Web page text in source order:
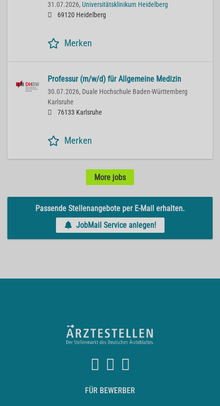
31.07.2026, Universitätsklinikum Heidelberg
69120 Heidelberg
Merken
Professur (m/w/d) für Allgemeine Medizin
30.07.2026, Duale Hochschule Baden-Württemberg
Karlsruhe
76133 Karlsruhe
Merken
More jobs
Passende Stellenangebote per E-Mail erhalten.
JobMail Service anlegen!
FÜR BEWERBER